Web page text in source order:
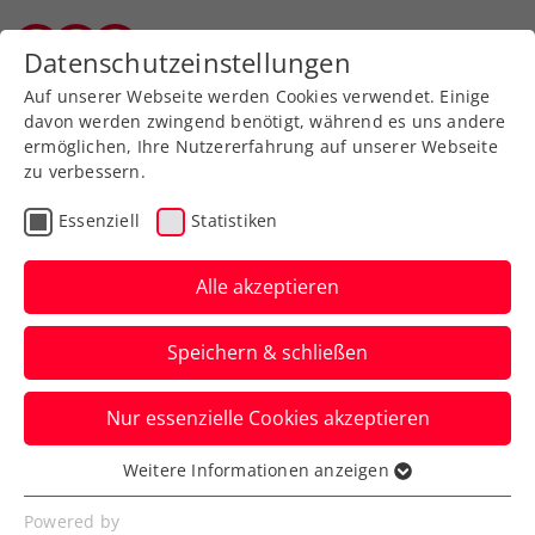
Zurück zur Newsübersicht
Rollstuhltennis
Daviscupper, Grabher &
Co.: Staransturm bei
win2day ÖTV-
Staatsmeisterschaften
Jurij Rodionov, Filip Misolic, der zweifache
Datenschutzeinstellungen
Auf unserer Webseite werden Cookies verwendet. Einige
davon werden zwingend benötigt, während es uns andere
ermöglichen, Ihre Nutzererfahrung auf unserer Webseite
zu verbessern.
Essenziell Statistiken
Alle akzeptieren
Speichern & schließen
Nur essenzielle Cookies akzeptieren
Essenziell
Essenzielle Cookies werden für grundlegende
Weitere Informationen anzeigen
Powered by